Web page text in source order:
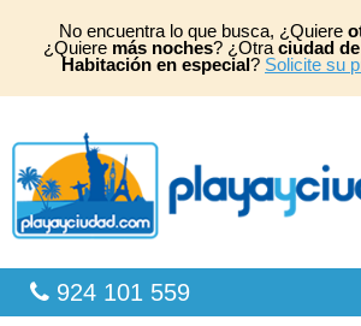
No encuentra lo que busca, ¿Quiere
¿Quiere más noches? ¿Otra ciudad
Habitación en especial? Solicite su
924 101 559